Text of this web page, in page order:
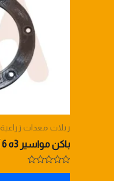
ربلات معدات زراعية
باكن مواسير 3ه 6 أخزاق
Rated